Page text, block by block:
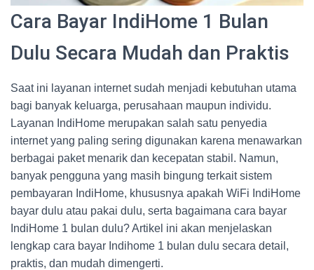
Cara Bayar IndiHome 1 Bulan
Dulu Secara Mudah dan Praktis
Saat ini layanan internet sudah menjadi kebutuhan utama
bagi banyak keluarga, perusahaan maupun individu.
Layanan IndiHome merupakan salah satu penyedia
internet yang paling sering digunakan karena menawarkan
berbagai paket menarik dan kecepatan stabil. Namun,
banyak pengguna yang masih bingung terkait sistem
pembayaran IndiHome, khususnya apakah WiFi IndiHome
bayar dulu atau pakai dulu, serta bagaimana cara bayar
IndiHome 1 bulan dulu? Artikel ini akan menjelaskan
lengkap cara bayar Indihome 1 bulan dulu secara detail,
praktis, dan mudah dimengerti.